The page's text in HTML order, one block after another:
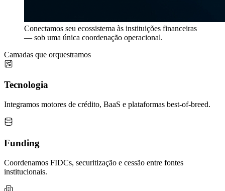
Conectamos seu ecossistema às instituições financeiras
— sob uma única coordenação operacional.
Camadas que orquestramos
Tecnologia
Integramos motores de crédito, BaaS e plataformas best-of-breed.
Funding
Coordenamos FIDCs, securitização e cessão entre fontes
institucionais.